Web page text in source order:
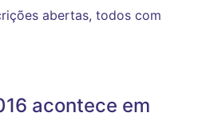
abertas, todos com
acontece em